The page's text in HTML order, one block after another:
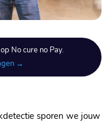
No cure no Pay.
→
sporen we jouw